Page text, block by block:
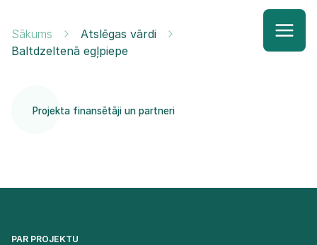
Sākums
Atslēgas vārdi
Baltdzeltenā egļpiepe
Projekta finansētāji un partneri
PAR PROJEKTU